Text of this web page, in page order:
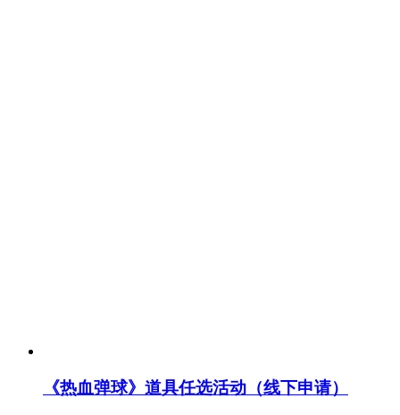
《热血弹球》道具任选活动（线下申请）